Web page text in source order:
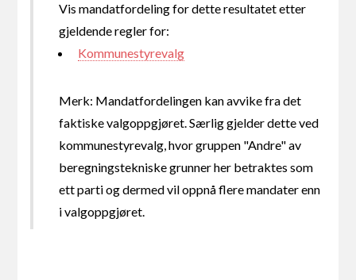
Vis mandatfordeling for dette resultatet etter
gjeldende regler for:
Kommunestyrevalg
Merk: Mandatfordelingen kan avvike fra det
faktiske valgoppgjøret. Særlig gjelder dette ved
kommunestyrevalg, hvor gruppen "Andre" av
beregningstekniske grunner her betraktes som
ett parti og dermed vil oppnå flere mandater enn
i valgoppgjøret.